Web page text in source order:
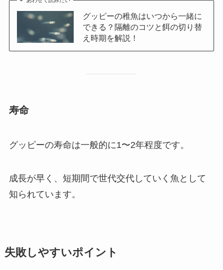
グッピーの稚魚はいつから一緒に
できる？隔離のコツと餌の切り替
え時期を解説！
寿命
グッピーの寿命は一般的に1〜2年程度です。
成長が早く、短期間で世代交代していく魚として
知られています。
失敗しやすいポイント